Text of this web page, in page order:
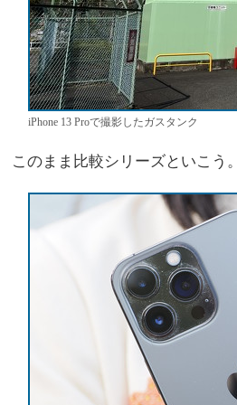
iPhone 13 Proで撮影したガスタンク
このまま比較シリーズといこう